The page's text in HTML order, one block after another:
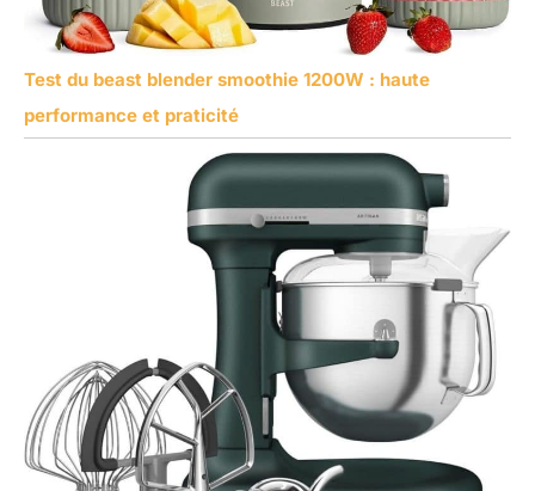
Test du beast blender smoothie 1200W : haute
performance et praticité